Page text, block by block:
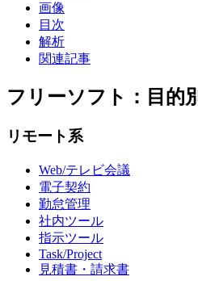
画像
目次
解析
関連記事
フリーソフト：目的
リモート系
Web/テレビ会議
電子契約
勤怠管理
社内ツール
指示ツール
Task/Project
見積書・請求書